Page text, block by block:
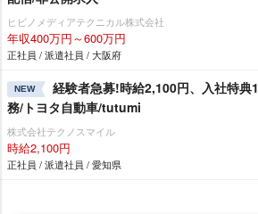
ヒビノメディアテクニカル株式会社
年収400万円～600万円
正社員 / 派遣社員 / 大阪府
NEW
経験者急募!時給2,100円、入社特典
務/トヨタ自動車/tutumi
株式会社テクノスマイル
時給2,100円
正社員 / 派遣社員 / 愛知県